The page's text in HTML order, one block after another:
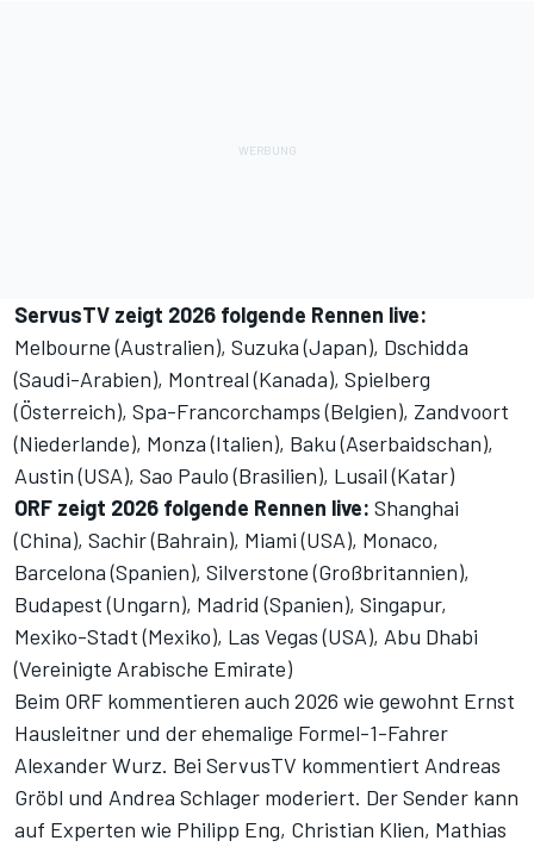
ServusTV zeigt 2026 folgende Rennen live:
Melbourne (Australien), Suzuka (Japan), Dschidda
(Saudi-Arabien), Montreal (Kanada), Spielberg
(Österreich), Spa-Francorchamps (Belgien), Zandvoort
(Niederlande), Monza (Italien), Baku (Aserbaidschan),
Austin (USA), Sao Paulo (Brasilien), Lusail (Katar)
ORF zeigt 2026 folgende Rennen live: Shanghai
(China), Sachir (Bahrain), Miami (USA), Monaco,
Barcelona (Spanien), Silverstone (Großbritannien),
Budapest (Ungarn), Madrid (Spanien), Singapur,
Mexiko-Stadt (Mexiko), Las Vegas (USA), Abu Dhabi
(Vereinigte Arabische Emirate)
Beim ORF kommentieren auch 2026 wie gewohnt Ernst
Hausleitner und der ehemalige Formel-1-Fahrer
Alexander Wurz. Bei ServusTV kommentiert Andreas
Gröbl und Andrea Schlager moderiert. Der Sender kann
auf Experten wie Philipp Eng, Christian Klien, Mathias